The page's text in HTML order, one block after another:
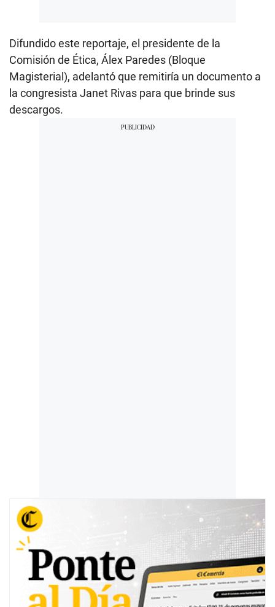
Difundido este reportaje, el presidente de la
Comisión de Ética, Álex Paredes (Bloque
Magisterial), adelantó que remitiría un documento a
la congresista Janet Rivas para que brinde sus
descargos.